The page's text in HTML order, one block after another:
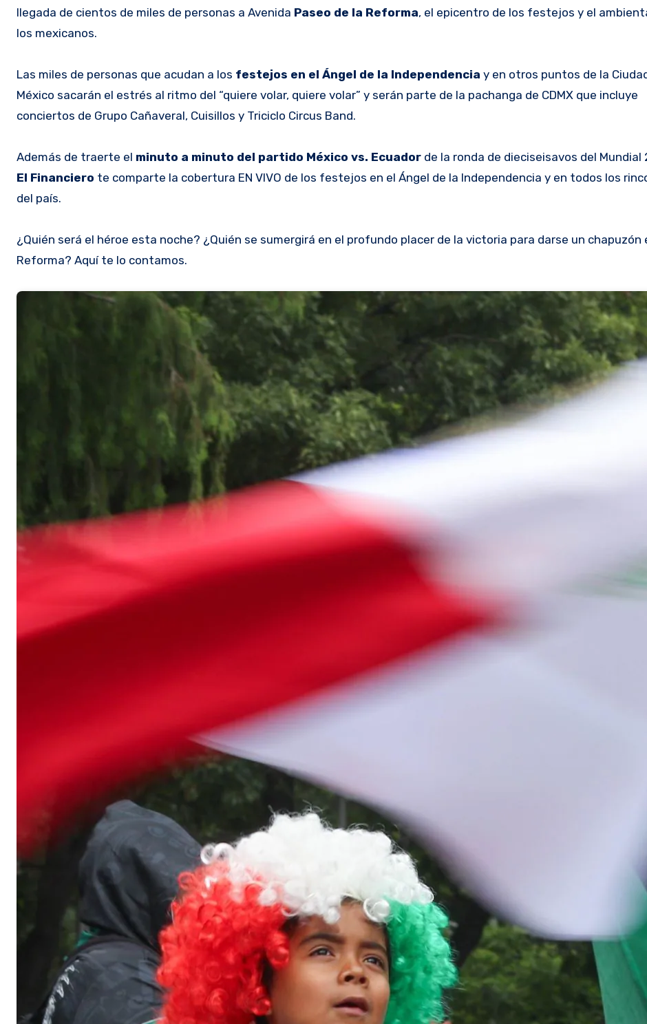
llegada de cientos de miles de personas a Avenida Paseo de la Reforma, el epicentro de los festejos y el
los mexicanos.
Las miles de personas que acudan a los festejos en el Ángel de la Independencia y en otros puntos de la
México sacarán el estrés al ritmo del “quiere volar, quiere volar” y serán parte de la pachanga de CDMX que incluye
conciertos de Grupo Cañaveral, Cuisillos y Triciclo Circus Band.
Además de traerte el minuto a minuto del partido México vs. Ecuador de la ronda de dieciseisavos del Mundial
El Financiero te comparte la cobertura EN VIVO de los festejos en el Ángel de la Independencia y en todos los
del país.
¿Quién será el héroe esta noche? ¿Quién se sumergirá en el profundo placer de la victoria para darse un chapuzón
Reforma? Aquí te lo contamos.